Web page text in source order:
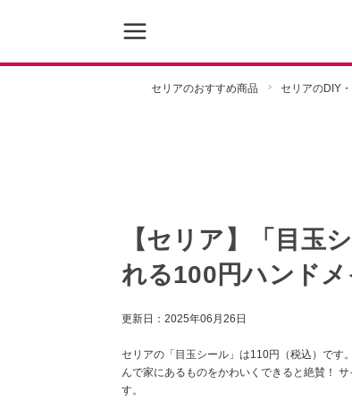
セリアのおすすめ商品 セリアのDIY
【セリア】「目玉
れる100円ハンド
更新日： 2025年06月26日
セリアの「目玉シール」は110円（税込）です
んで家にあるものをかわいくできると絶賛！
す。